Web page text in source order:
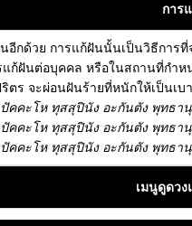
การ
กด้วย การแก้ฝันนั้นเป็นวิธีกา
ก้ฝันต่อบุคคล หรือในสถานที่กำ
ร จะผ่อนฝันร้ายที่หนักให้เป็นเ
คะโห ทุสสุปินัง อะกันตัง พุทธา
คะโห ทุสสุปินัง อะกันตัง พุทธา
คะโห ทุสสุปินัง อะกันตัง พุทธา
เมนูดูดวง